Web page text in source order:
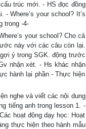
trúc mới. - HS đọc đồng
Where’s your school? It’s
trong -4-
your school? Cho cả
này với các câu còn lại.
ý trong SGK. động trước
nhận xét. - Hs khác nhận
hành lại phần - Thực hiện
nghe và viết các nội dung
tiếng anh trong lesson 1. -
hoạt động dạy học: Hoạt
thực hiện theo hành mẫu